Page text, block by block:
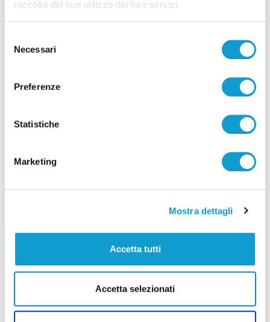
raccolto dal suo utilizzo dei loro servizi.
delNecessari
Preferenze
Statistiche
Marketing
Mostra dettagli
Accetta tutti
Accetta selezionati